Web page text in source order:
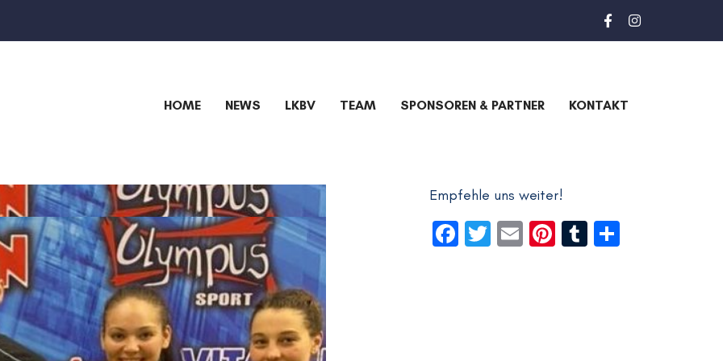
HOME NEWS LKBV TEAM SPONSOREN & PARTNER KONTAKT
Empfehle uns weiter!
Facebook
Twitter
EmailPinterest
TumblrTeilen
Archiv